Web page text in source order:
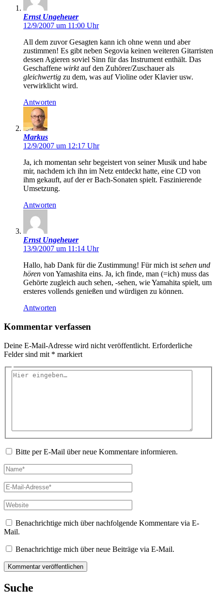
Ernst Ungeheuer
12/9/2007 um 11:00 Uhr
All dem zuvor Gesagten kann ich ohne wenn und aber
zustimmen! Es gibt neben Segovia keinen weiteren Gitarristen
dessen Agieren soviel Sinn für das Instrument enthält. Das
Geschaffene wirktauf den Zuhörer/Zuschauer als
gleichwertig zu dem, was auf Violine oder Klavier usw.
verwirklicht wird.
Antworten
Markus
12/9/2007 um 12:17 Uhr
Ja, ich momentan sehr begeistert von seiner Musik und habe
mir, nachdem ich ihn im Netz entdeckt hatte, eine CD von
ihm gekauft, auf der er Bach-Sonaten spielt. Faszinierende
Umsetzung.
Antworten
Ernst Ungeheuer
13/9/2007 um 11:14 Uhr
Hallo, hab Dank für die Zustimmung! Für mich ist sehen und
hören von Yamashita eins. Ja, ich finde, man (=ich) muss das
Gehörte zugleich auch sehen, -sehen, wie Yamahita spielt, um
ersteres vollends genießen und würdigen zu können.
Antworten
Kommentar verfassen
Deine E-Mail-Adresse wird nicht veröffentlicht. Erforderliche
Felder sind mit * markiert
Hier
Bitte per E-Mail über neue Kommentare informieren.
Name*
E-
Mail-
Adresse*
Website
Benachrichtige mich über nachfolgende Kommentare via E-
Mail.
Benachrichtige mich über neue Beiträge via E-Mail.
Suche